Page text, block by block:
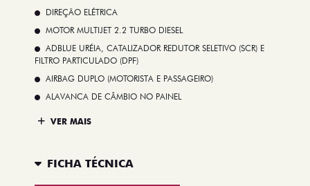
DIREÇÃO ELÉTRICA
MOTOR MULTIJET 2.2 TURBO DIESEL
ADBLUE URÉIA, CATALIZADOR REDUTOR SELETIVO (SCR) E
FILTRO PARTICULADO (DPF)
AIRBAG DUPLO (MOTORISTA E PASSAGEIRO)
ALAVANCA DE CÂMBIO NO PAINEL
VER MAIS
FICHA TÉCNICA